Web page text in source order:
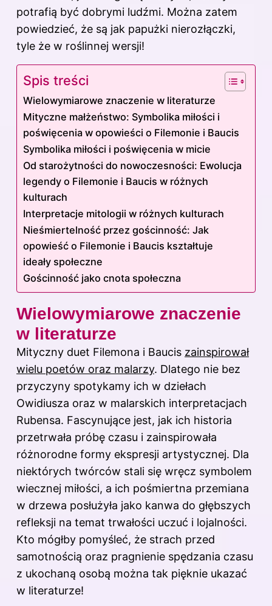
potrafią być dobrymi ludźmi. Można zatem
powiedzieć, że są jak papużki nierozłączki,
tyle że w roślinnej wersji!
Spis treści
Wielowymiarowe znaczenie w literaturze
Mityczne małżeństwo: Symbolika miłości i
poświęcenia w opowieści o Filemonie i Baucis
Symbolika miłości i poświęcenia w micie
Od starożytności do nowoczesności: Ewolucja
legendy o Filemonie i Baucis w różnych
kulturach
Interpretacje mitologii w różnych kulturach
Nieśmiertelność przez gościnność: Jak
opowieść o Filemonie i Baucis kształtuje
ideały społeczne
Gościnność jako cnota społeczna
Wielowymiarowe znaczenie
w literaturze
Mityczny duet Filemona i Baucis zainspirował
wielu poetów oraz malarzy. Dlatego nie bez
przyczyny spotykamy ich w dziełach
Owidiusza oraz w malarskich interpretacjach
Rubensa. Fascynujące jest, jak ich historia
przetrwała próbę czasu i zainspirowała
różnorodne formy ekspresji artystycznej. Dla
niektórych twórców stali się wręcz symbolem
wiecznej miłości, a ich pośmiertna przemiana
w drzewa posłużyła jako kanwa do głębszych
refleksji na temat trwałości uczuć i lojalności.
Kto mógłby pomyśleć, że strach przed
samotnością oraz pragnienie spędzania czasu
z ukochaną osobą można tak pięknie ukazać
w literaturze!